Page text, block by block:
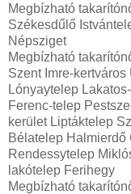
Megbízható
Székesdűlő
Népsziget
Megbízható
Szent Imre-
Lónyaytelep
Ferenc-telep
kerület Liptáktelep
Bélatelep Halmierdő
Rendessytelep
lakótelep Ferihegy
Megbízható